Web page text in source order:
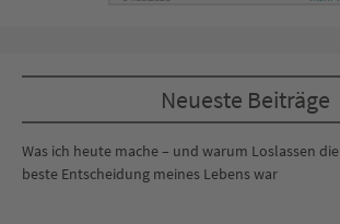
Neueste Beiträge
Was ich heute mache – und warum Loslassen die
beste Entscheidung meines Lebens war